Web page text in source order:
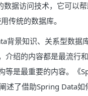
数据访问技术，它可以
传统的数据库。
背景知识、关系型数
介绍的内容都是最流行
等是最重要的内容。《
述了借助Spring Data